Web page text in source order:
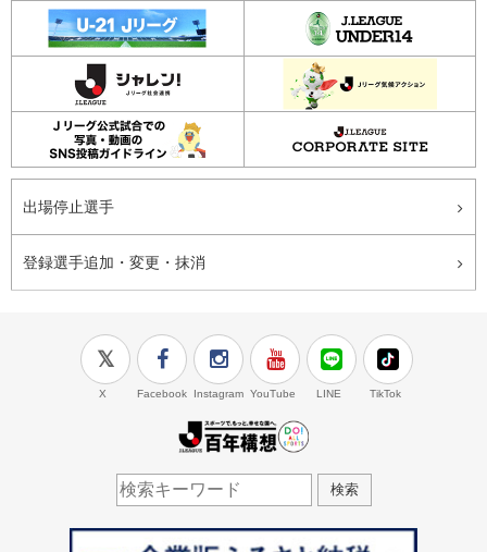
出場停止選手
登録選手追加・変更・抹消
X Facebook Instagram YouTube LINE TikTok
検索